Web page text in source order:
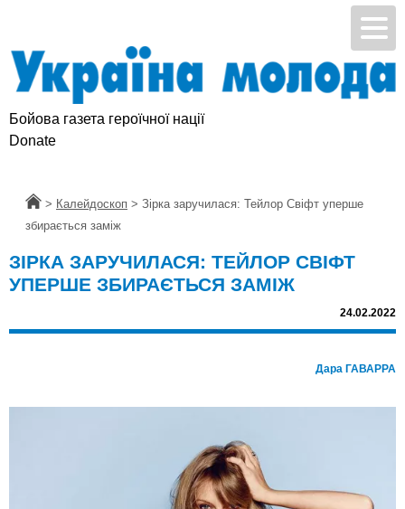
Бойова газета героїчної нації
Donate
Головна
> Калейдоскоп > Зірка заручилася: Тейлор Свіфт уперше
збирається заміж
ЗІРКА ЗАРУЧИЛАСЯ: ТЕЙЛОР СВІФТ
УПЕРШЕ ЗБИРАЄТЬСЯ ЗАМІЖ
24.02.2022
Дара ГАВАРРА